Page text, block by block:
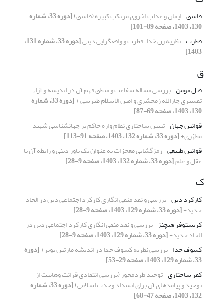
فاسق ایمان و عذاب اخروی مرتکب کبیره (فاسق) [دوره 33، شماره
130، 1403، صفحه 89-101]
فطرت نظریه ژن خدا، فطرت و واقعگرایی دینی [دوره 33، شماره 131،
1403]
ق
قتل مومن بررسی مساله شفاعت و منطق فهم آن در اندیشه و آراء
تفسیری جارالله زمخشری و امین الاسلام طبرسی + [دوره 33، شماره
130، 1403، صفحه 69-87]
قوانین جهان
تبیین ساختاری نظام واره حاکم بر جهان‎شناسی شهید
مطهّری+[دوره 33، شماره 132، 1403، صفحه 91-113]
قوانین طبیعی رمزگشایی معجزات به عنوان یک باور دینی و رابطه آن با
عقل و علم[دوره 33، شماره 132، 1403، صفحه 9-28]
ک
کارکرد دین بررسی و نقد منفی انگاری کارکرد اجتماعی دین در الحاد
جدید+[دوره 33، شماره 129، 1403، صفحه 9-28]
کریستوفر هیچنز بررسی و نقد منفی انگاری کارکرد اجتماعی دین در
الحاد جدید+[دوره 33، شماره 129، 1403، صفحه 9-28]
کسوف خدا بررسی نظریه کسوف خدا در اندیشه مارتین بوبر+[دوره
33، شماره 129، 1403، صفحه 29-53]
کفر ساختاری توحید طردمحور (بررسی انتقادی قرائت وهابیت از
توحید و پیامدهای آن برای انسداد وحدت اسلامی) [دوره 33، شماره
132، 1403، صفحه 47-68]